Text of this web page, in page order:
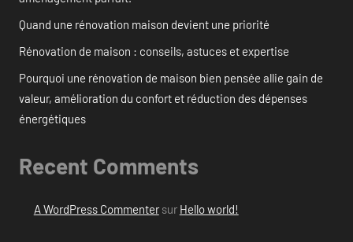
Quand une rénovation maison devient une priorité
Rénovation de maison : conseils, astuces et expertise
Pourquoi une rénovation de maison bien pensée allie gain de
valeur, amélioration du confort et réduction des dépenses
énergétiques
Recent Comments
A WordPress Commentersur Hello world!